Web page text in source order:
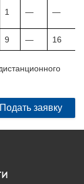
1 — —
9 — 16
Подать заявку